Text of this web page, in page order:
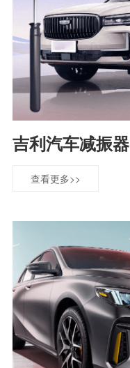
吉利汽车减振器
查看更多>>